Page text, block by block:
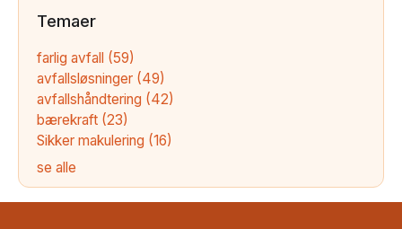
Temaer
farlig avfall (59)
avfallsløsninger (49)
avfallshåndtering (42)
bærekraft (23)
Sikker makulering (16)
se alle